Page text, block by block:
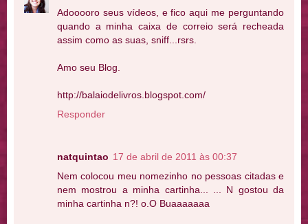
Adooooro seus vídeos, e fico aqui me perguntando
quando a minha caixa de correio será recheada
assim como as suas, sniff...rsrs.
Amo seu Blog.
http://balaiodelivros.blogspot.com/
Responder
natquintao 17 de abril de 2011 às 00:37
Nem colocou meu nomezinho no pessoas citadas e
nem mostrou a minha cartinha... ... N gostou da
minha cartinha n?! o.O Buaaaaaaa